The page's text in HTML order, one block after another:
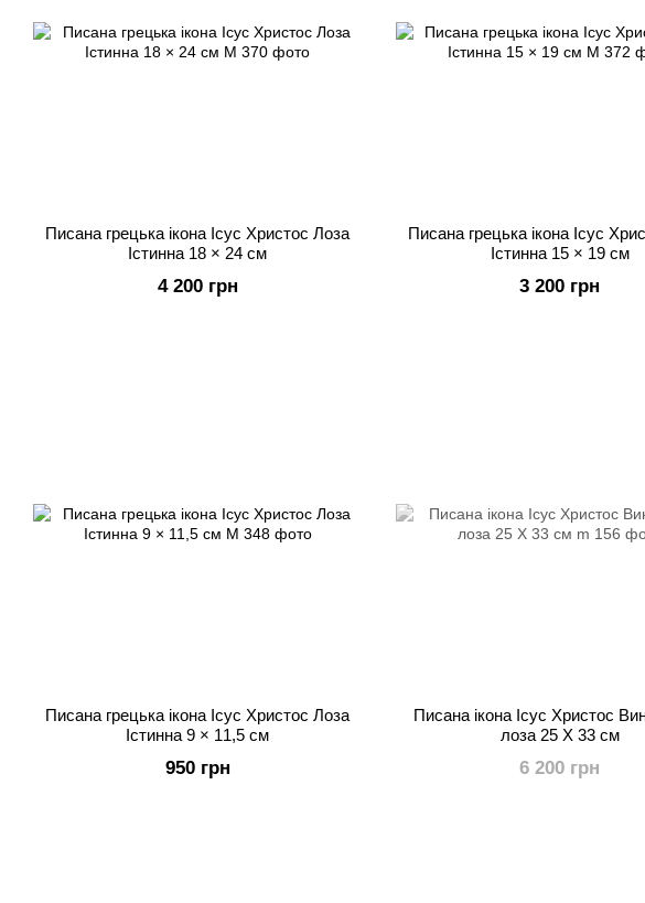
Писана грецька ікона Ісус Христос Лоза
Істинна 18 × 24 см
4 200 грн
Писана грецька ікона Ісус
Істинна 15 × 19 см
3 200 грн
Писана грецька ікона Ісус Христос Лоза
Істинна 9 × 11,5 см
950 грн
Писана ікона Ісус Христос
лоза 25 Х 33 см
6 200 грн